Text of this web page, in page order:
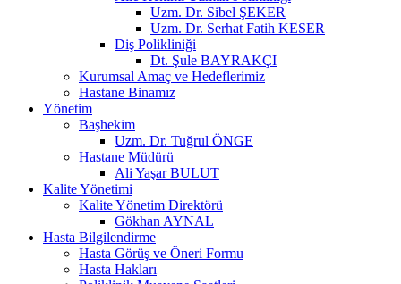
Uzm. Dr. Sibel ŞEKER
Uzm. Dr. Serhat Fatih KESER
Diş Polikliniği
Dt. Şule BAYRAKÇI
Kurumsal Amaç ve Hedeflerimiz
Hastane Binamız
Yönetim
Başhekim
Uzm. Dr. Tuğrul ÖNGE
Hastane Müdürü
Ali Yaşar BULUT
Kalite Yönetimi
Kalite Yönetim Direktörü
Gökhan AYNAL
Hasta Bilgilendirme
Hasta Görüş ve Öneri Formu
Hasta Hakları